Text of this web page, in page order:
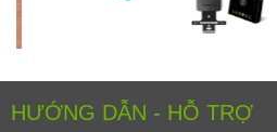
HƯỚNG DẪN - HỖ TRỢ